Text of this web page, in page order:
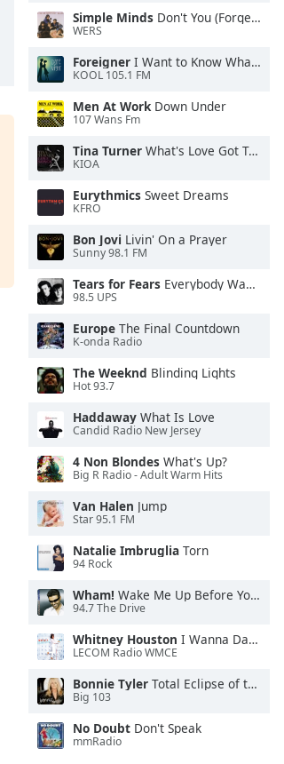
Simple Minds Don't You (Forget About Me)
WERS
Foreigner I Want to Know What Love Is
KOOL 105.1 FM
Men At WorkDown Under
107 Wans Fm
Tina Turner What's Love Got To Do With It
KIOA
Eurythmics Sweet Dreams
KFRO
Bon Jovi Livin' On a Prayer
Sunny 98.1 FM
Tears for Fears Everybody Wants To Rule the World
98.5 UPS
Europe The Final Countdown
K-onda Radio
The Weeknd Blinding Lights
Hot 93.7
Haddaway What Is Love
Candid Radio New Jersey
4 Non Blondes What's Up?
Big R Radio - Adult Warm Hits
Van Halen Jump
Star 95.1 FM
Natalie Imbruglia Torn
94 Rock
Wham! Wake Me Up Before You Go-Go
94.7 The Drive
Whitney Houston I Wanna Dance With Somebody
LECOM Radio WMCE
Bonnie Tyler Total Eclipse of the Heart
Big 103
No Doubt Don't Speak
mmRadio